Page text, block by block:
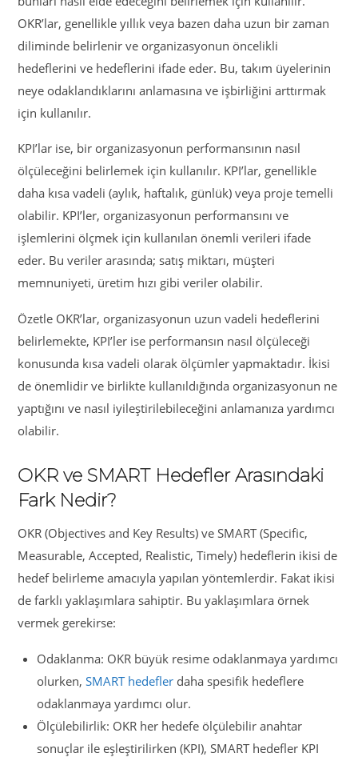
OKR’lar, genellikle yıllık veya bazen daha uzun bir zaman
diliminde belirlenir ve organizasyonun öncelikli
hedeflerini ve hedeflerini ifade eder. Bu, takım üyelerinin
neye odaklandıklarını anlamasına ve işbirliğini arttırmak
için kullanılır.
KPI’lar ise, bir organizasyonun performansının nasıl
ölçüleceğini belirlemek için kullanılır. KPI’lar, genellikle
daha kısa vadeli (aylık, haftalık, günlük) veya proje temelli
olabilir. KPI’ler, organizasyonun performansını ve
işlemlerini ölçmek için kullanılan önemli verileri ifade
eder. Bu veriler arasında; satış miktarı, müşteri
memnuniyeti, üretim hızı gibi veriler olabilir.
Özetle OKR’lar, organizasyonun uzun vadeli hedeflerini
belirlemekte, KPI’ler ise performansın nasıl ölçüleceği
konusunda kısa vadeli olarak ölçümler yapmaktadır. İkisi
de önemlidir ve birlikte kullanıldığında organizasyonun ne
yaptığını ve nasıl iyileştirilebileceğini anlamanıza yardımcı
olabilir.
OKR ve SMART Hedefler Arasındaki
Fark Nedir?
OKR (Objectives and Key Results) ve SMART (Specific,
Measurable, Accepted, Realistic, Timely) hedeflerin ikisi de
hedef belirleme amacıyla yapılan yöntemlerdir. Fakat ikisi
de farklı yaklaşımlara sahiptir. Bu yaklaşımlara örnek
vermek gerekirse:
Odaklanma: OKR büyük resime odaklanmaya yardımcı
olurken,SMART hedefler daha spesifik hedeflere
odaklanmaya yardımcı olur.
Ölçülebilirlik: OKR her hedefe ölçülebilir anahtar
sonuçlar ile eşleştirilirken (KPI), SMART hedefler KPI